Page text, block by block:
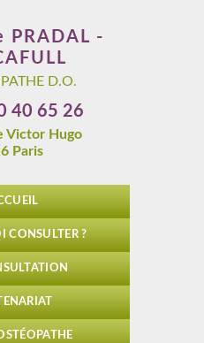
PRADAL -
D.O.
40 65 26
Victor Hugo
Paris
CONSULTER ?